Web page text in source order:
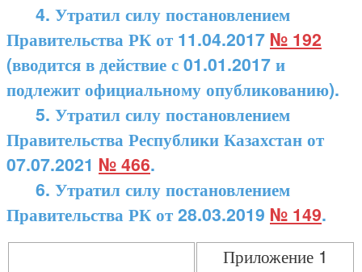
4. Утратил силу постановлением
Правительства РК от 11.04.2017 № 192
(вводится в действие с 01.01.2017 и
подлежит официальному опубликованию).
5. Утратил силу постановлением
Правительства Республики Казахстан от
07.07.2021 № 466.
6. Утратил силу постановлением
Правительства РК от 28.03.2019 № 149.
Приложение 1